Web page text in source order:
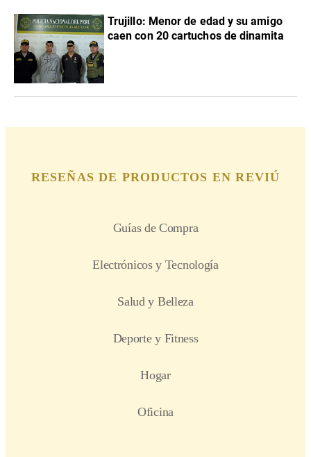
Trujillo: Menor de edad y su amigo
caen con 20 cartuchos de dinamita